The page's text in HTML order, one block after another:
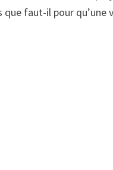
que faut-il pour